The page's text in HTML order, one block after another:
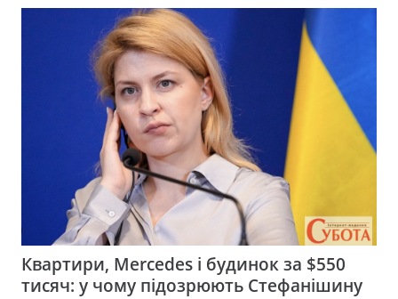
Квартири, Mercedes і будинок за $550
тисяч: у чому підозрюють Стефанішину